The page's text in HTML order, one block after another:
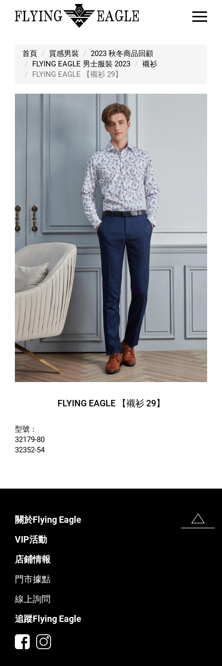
首頁 質感男裝
2023 秋冬商品回顧
FLYING EAGLE 男士服裝 2023
襯衫
FLYING EAGLE 【襯衫 29】
FLYING EAGLE 【襯衫 29】
型號：
32179-80
32352-54
關於Flying Eagle
VIP活動
店鋪情報
門市據點
線上詢問
追蹤Flying Eagle